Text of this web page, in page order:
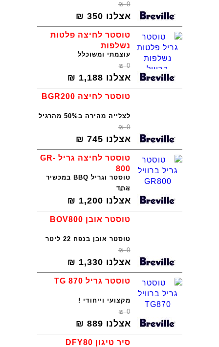
0
₪
אצלנו 350
₪
טוסטר לחיצה פלטות
נשלפות
עוצמתי ומשוכלל
0
₪
אצלנו 1,188
₪
טוסטר לחיצה BGR200
לצלייה מהירה ב50% מהרגיל
0
₪
אצלנו 745
₪
טוסטר לחיצה גריל GR-
800
טוסטר וגריל BBQ במכשיר
אחד
0
₪
אצלנו 1,200
₪
טוסטר אובן BOV800
טוסטר אובן בנפח 22 ליטר
0
₪
אצלנו 1,330
₪
טוסטר גריל TG 870
מקצועי וייחודי !
0
₪
אצלנו 889
₪
סיר טיגון DFY80